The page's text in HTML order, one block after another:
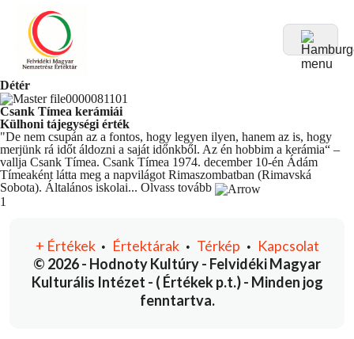
Détér
Csank Tímea kerámiái
Külhoni tájegységi érték
"De nem csupán az a fontos, hogy legyen ilyen, hanem az is, hogy
merjünk rá időt áldozni a saját időnkből. Az én hobbim a kerámia“ –
vallja Csank Tímea. Csank Tímea 1974. december 10-én Ádám
Tímeaként látta meg a napvilágot Rimaszombatban (Rimavská
Sobota). Általános iskolai... Olvass tovább
You're currently reading page
1
© 2026 - Hodnoty Kultúry - Felvidéki Magyar
Kulturális Intézet - ( Értékek p.t.) - Minden jog
fenntartva.
+ Értékek • Értektárak• Térkép • Kapcsolat